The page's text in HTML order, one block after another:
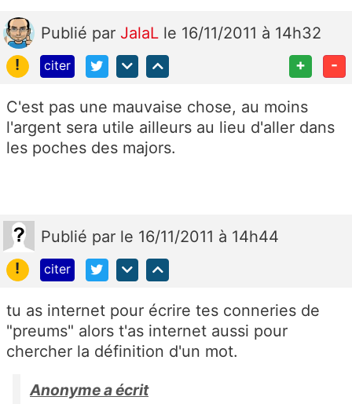
Publié par JalaL le 16/11/2011 à 14h32
!
citer + -
C'est pas une mauvaise chose, au moins
l'argent sera utile ailleurs au lieu d'aller dans
les poches des majors.
Publié par le 16/11/2011 à 14h44
!
citer
tu as internet pour écrire tes conneries de
"preums" alors t'as internet aussi pour
chercher la définition d'un mot.
Anonyme a écrit